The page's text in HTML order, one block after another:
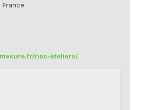
France
nos-ateliers/